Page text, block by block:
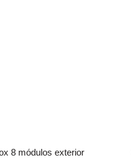
8 módulos exterior